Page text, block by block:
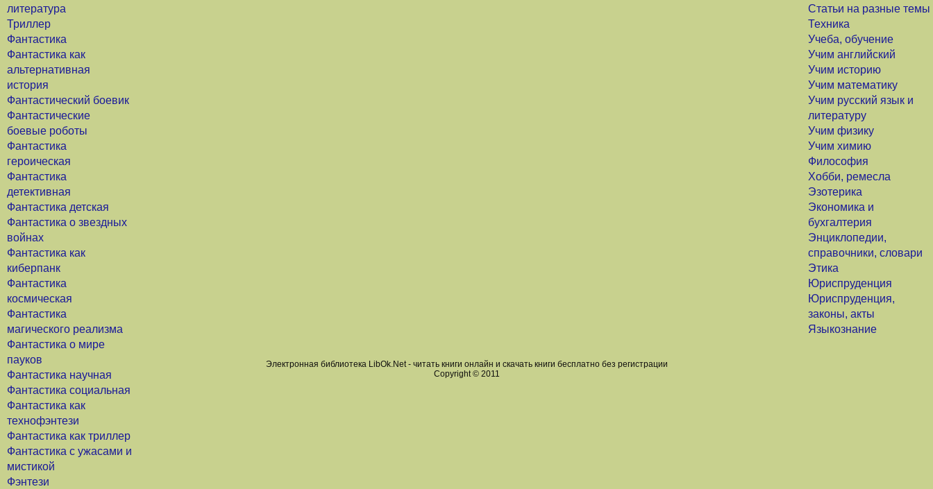
литература
Триллер
Фантастика
Фантастика как
альтернативная
история
Фантастический боевик
Фантастические
боевые роботы
Фантастика
героическая
Фантастика
детективная
Фантастика детская
Фантастика о звездных
войнах
Фантастика как
киберпанк
Фантастика
космическая
Фантастика
магического реализма
Фантастика о мире
пауков
Фантастика научная
Фантастика социальная
Фантастика как
технофэнтези
Фантастика как триллер
Фантастика с ужасами и
мистикой
Фэнтези
Статьи на разные темы
Техника
Учеба, обучение
Учим английский
Учим историю
Учим математику
Учим русский язык и
литературу
Учим физику
Учим химию
Философия
Хобби, ремесла
Эзотерика
Экономика и
бухгалтерия
Энциклопедии,
справочники, словари
Этика
Юриспруденция
Юриспруденция,
законы, акты
Языкознание
Электронная библиотека LibOk.Net - читать книги онлайн и скачать книги бесплатно без регистрации
Copyright © 2011